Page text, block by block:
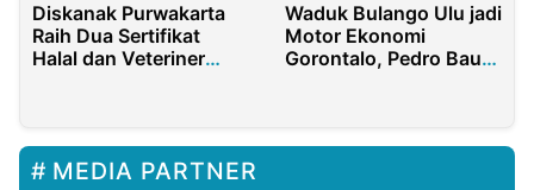
Diskanak Purwakarta
Raih Dua Sertifikat
Halal dan Veteriner
Waduk Bulango Ulu jadi
Motor Ekonomi
Gorontalo, Pedro Bau:
MEDIA PARTNER